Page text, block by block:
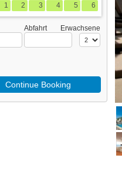
1 2 3 4 5 6
Abfahrt Erwachsene
Continue Booking